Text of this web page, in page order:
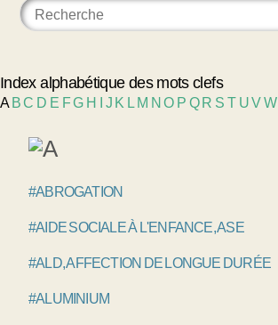
Index alphabétique des mots clefs
A BC D E FG H J K L M NO P Q R S T UVW
#ABROGATION
#AIDE SOCIALE À L'ENFANCE, ASE
#ALD, AFFECTION DE LONGUE DURÉE
#ALUMINIUM